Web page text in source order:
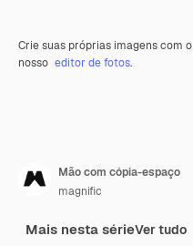
Crie suas próprias imagens com o
nosso editor de fotos.
Mão com cópia-espaço
magnific
Mais nesta sérieVer tudo